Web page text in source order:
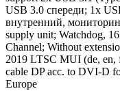
USB 3.0 спереди; 1x
внутренний,
supply unit; Watchdog,
Channel; Without
2019 LTSC MUI (de, en,
cable DP acc. to DVI-D
Europe